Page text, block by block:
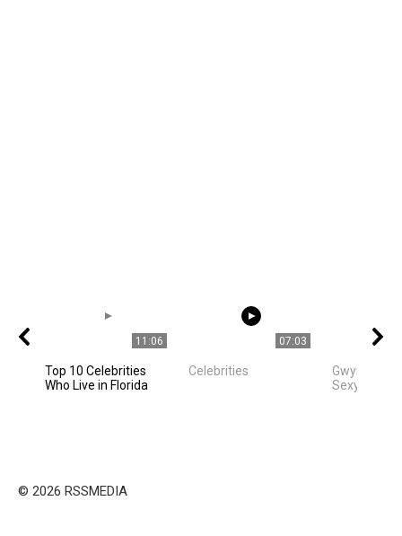
11:06
Top 10 Celebrities
Who Live in Florida
07:03
Celebrities
Gwyneth
Sexy Movie
© 2026 RSSMEDIA